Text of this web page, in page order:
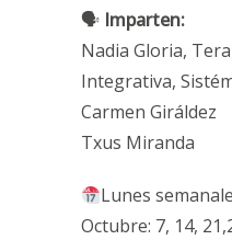
🗣 Imparten:
Nadia Gloria,
Integrativa,
Carmen Giráldez
Txus Miranda
Lunes
Octubre: 7, 14,